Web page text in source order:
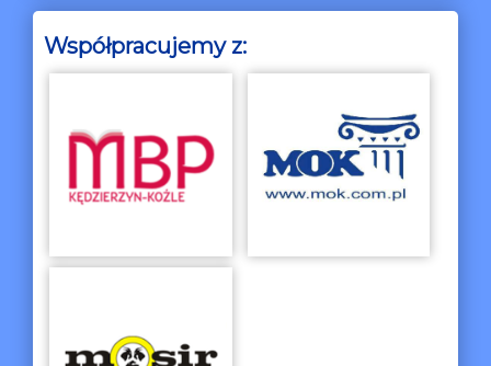
Współpracujemy z: